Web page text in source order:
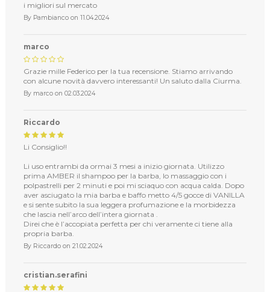
i migliori sul mercato
By Pambiancoon 11.04.2024
marco
Grazie mille Federico per la tua recensione. Stiamo arrivando
con alcune novità davvero interessanti! Un saluto dalla Ciurma.
By marcoon 02.03.2024
Riccardo
Li Consiglio!!
Li uso entrambi da ormai 3 mesi a inizio giornata. Utilizzo
prima AMBER il shampoo per la barba, lo massaggio con i
polpastrelli per 2 minuti e poi mi sciaquo con acqua calda. Dopo
aver asciugato la mia barba e baffo metto 4/5 gocce di VANILLA
e si sente subito la sua leggera profumazione e la morbidezza
che lascia nell’arco dell’intera giornata .
Direi che è l’accopiata perfetta per chi veramente ci tiene alla
propria barba.
By Riccardoon 21.02.2024
cristian.serafini